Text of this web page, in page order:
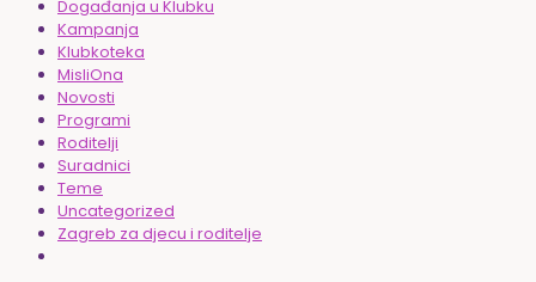
Događanja u Klubku
Kampanja
Klubkoteka
MisliOna
Novosti
Programi
Roditelji
Suradnici
Teme
Uncategorized
Zagreb za djecu i roditelje